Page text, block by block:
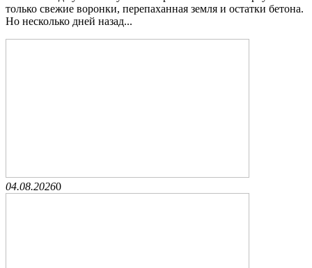
только свежие воронки, перепаханная земля и остатки бетона.
Но несколько дней назад...
04.08.20260